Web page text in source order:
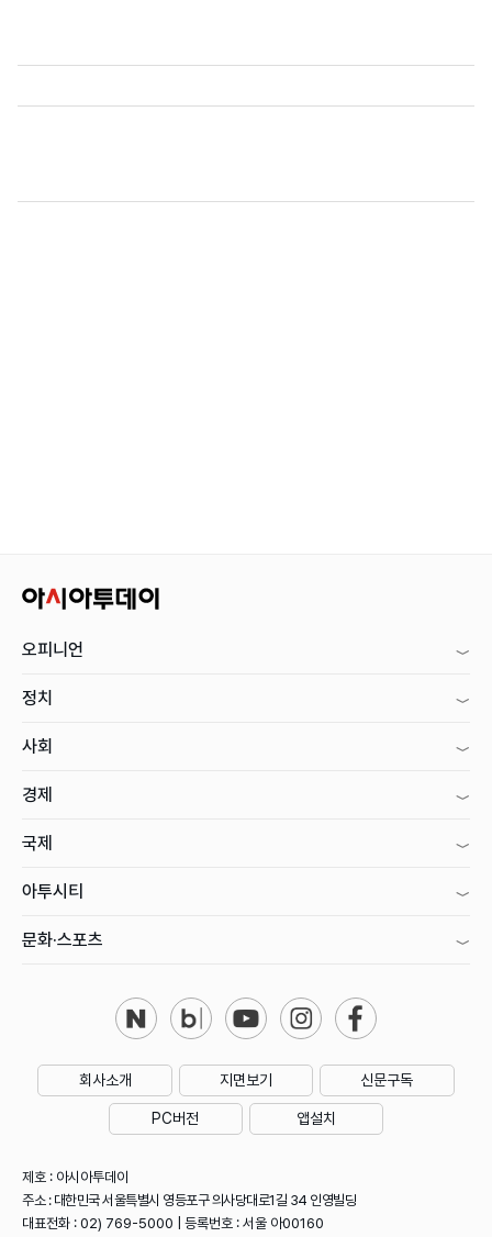
오피니언
정치
사회
경제
국제
아투시티
문화·스포츠
회사소개 지면보기 신문구독
PC버전 앱설치
제호 : 아시아투데이
주소 : 대한민국 서울특별시 영등포구 의사당대로1길 34 인영빌딩
대표전화 : 02) 769-5000 | 등록번호 : 서울 아00160